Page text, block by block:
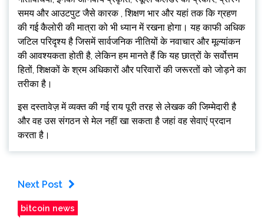
समय और आउटपुट जैसे कारक , शिक्षण भार और यहां तक ​​कि ग्रहण
की गई कैलोरी की मात्रा को भी ध्यान में रखना होगा। यह काफी अधिक
जटिल परिदृश्य है जिसमें सार्वजनिक नीतियों के नवाचार और मूल्यांकन
की आवश्यकता होती है, लेकिन हम मानते हैं कि यह छात्रों के सर्वोत्तम
हितों, शिक्षकों के श्रम अधिकारों और परिवारों की जरूरतों को जोड़ने का
तरीका है।
इस दस्तावेज़ में व्यक्त की गई राय पूरी तरह से लेखक की जिम्मेदारी है
और वह उस संगठन से मेल नहीं खा सकता है जहां वह सेवाएं प्रदान
करता है।
Next Post
bitcoin news